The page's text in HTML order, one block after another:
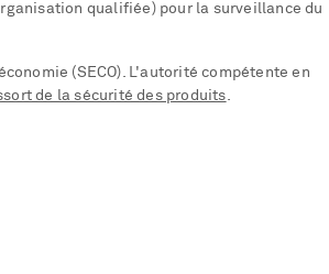
qualifiée) pour la surveillance du
(SECO). L'autorité compétente en
de la sécurité des produits.